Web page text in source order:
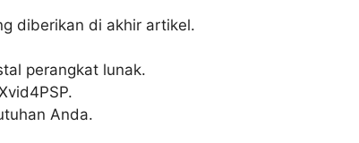
diberikan di akhir artikel.
perangkat lunak.
Anda.